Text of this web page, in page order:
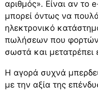
αριθμός». Είναι αν το
μπορεί όντως να
ηλεκτρονικό
πωλήσεων που
σωστά και μετατρέπει
Η αγορά συχνά
με την αξία της